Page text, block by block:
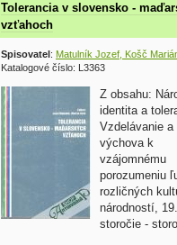
Tolerancia v slovensko -
vzťahoch
Spisovatel: Matulník Jozef, Košč
Katalogové číslo: L3363
Z obsahu:
identita a
Vzdelávanie a
výchova k
vzájomnému
porozumeniu
rozličných
národností, 19.
storočie -